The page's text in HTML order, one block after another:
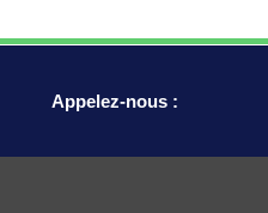
Appelez-nous :